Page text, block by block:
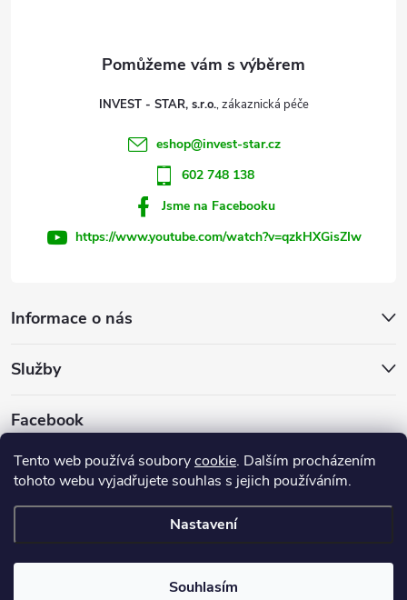
Tento web používá souborycookie. Dalším procházením
tohoto webu vyjadřujete souhlas s jejich používáním.
Nastavení
Souhlasím
Informace o nás
Služby
Facebook
INVEST - STAR, s.r.o.
eshop@invest-star.cz
602 748 138
Jsme na Facebooku
https://www.youtube.com/watch?v=qzkHXGisZIw
Copyright 2026INVEST - STAR, s.r.o.. Všechna práva vyhrazena.